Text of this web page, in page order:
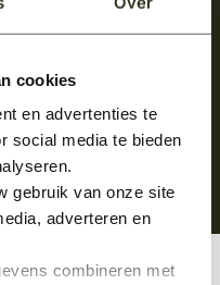
cookies
en advertenties te
social media te bieden
gebruik van onze site
adverteren en
combineren met